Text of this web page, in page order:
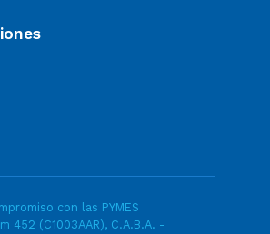
con las PYMES
452 (C1003AAR), C.A.B.A. -